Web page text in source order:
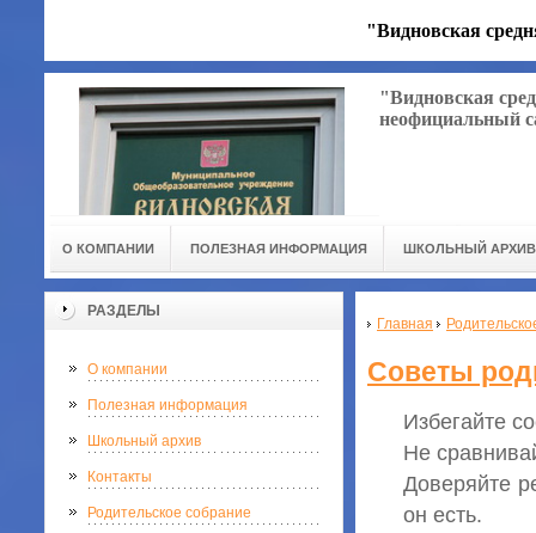
"Видновская
"Видновская
неофициальный
О КОМПАНИИ ПОЛЕЗНАЯ ИНФОРМАЦИЯ ШКОЛЬНЫЙ АРХИВ
РАЗДЕЛЫ
О компании
Полезная информация
Школьный архив
Контакты
Родительское собрание
Главная
Советы
Избегайте
Не
Доверяйте
он есть.